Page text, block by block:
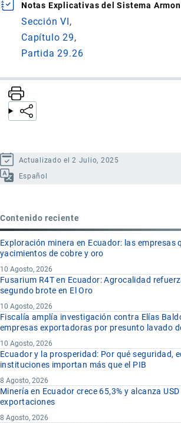
Notas Explicativas del Sistema
Sección VI
Capítulo 29
Partida 29.26
Actualizado el 2 Julio, 2025
Español
Contenido reciente
Exploración minera en Ecuador: las empresas
yacimientos de cobre y oro
10 Agosto, 2026
Fusarium R4T en Ecuador: Agrocalidad
segundo brote en El Oro
10 Agosto, 2026
Fiscalía amplía investigación contra Elías
empresas exportadoras por presunto lavado
10 Agosto, 2026
Ecuador y la prosperidad: Por qué seguridad,
instituciones importan más que el PIB
8 Agosto, 2026
Minería en Ecuador crece 65,3% y alcanza
exportaciones
8 Agosto, 2026